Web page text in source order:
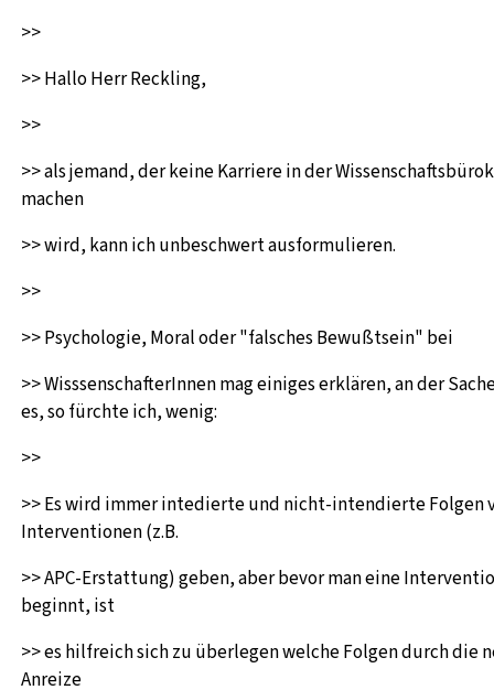
>>
>> Hallo Herr Reckling,
>>
>> als jemand, der keine Karriere in der
machen
>> wird, kann ich unbeschwert ausformulieren.
>>
>> Psychologie, Moral oder "falsches Bewußtsein" bei
>> WisssenschafterInnen mag einiges erklären, an der
es, so fürchte ich, wenig:
>>
>> Es wird immer intedierte und nicht-intendierte Folgen
Interventionen (z.B.
>> APC-Erstattung) geben, aber bevor man eine
beginnt, ist
>> es hilfreich sich zu überlegen welche Folgen durch die
Anreize